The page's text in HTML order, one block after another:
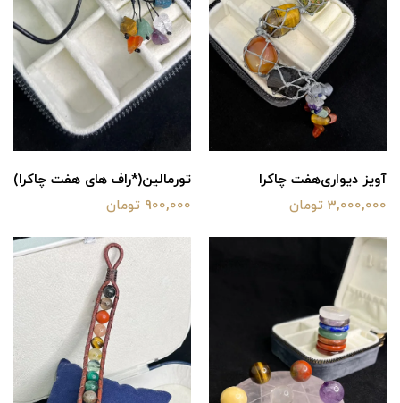
آویز دیواری‌هفت چاکرا
3,000,000 تومان
تورمالین(*راف های هفت چاکرا)
900,000 تومان